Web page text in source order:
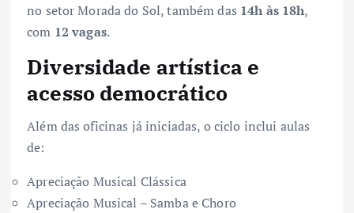
no setor Morada do Sol, também das 14h às 18h,
com 12 vagas.
Diversidade artística e
acesso democrático
Além das oficinas já iniciadas, o ciclo inclui aulas
de:
Apreciação Musical Clássica
Apreciação Musical – Samba e Choro